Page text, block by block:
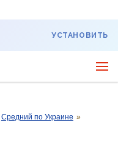
УСТАНОВИТЬ
Средний по Украине »